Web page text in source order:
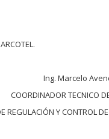
Ing. Marcelo
COORDINADOR TECNICO
REGULACIÓN Y CONTROL